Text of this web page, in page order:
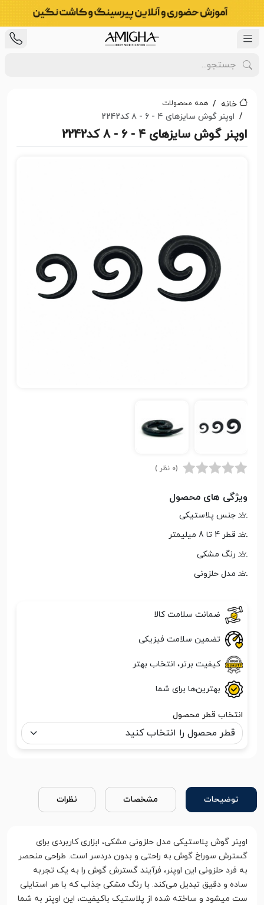
خانه همه محصولات
اوپنر گوش سایزهای ۴ - 6 - ۸ کد2242
اوپنر گوش سایزهای ۴ - 6 - ۸ کد2242
(0 نظر )
ویژگی های محصول
جنس پلاستیکی
قطر 4 تا 8 میلیمتر
رنگ مشکی
مدل حلزونی
ضمانت سلامت کالا
تضمین سلامت فیزیکی
کیفیت برتر، انتخاب بهتر
بهترین‌ها برای شما
انتخاب قطر محصول
توضیحات مشخصات نظرات
اوپنر گوش پلاستیکی مدل حلزونی مشکی، ابزاری کاربردی برای
گسترش سوراخ گوش به راحتی و بدون دردسر است. طراحی منحصر
به فرد حلزونی این اوپنر، فرآیند گسترش گوش را به یک تجربه
ساده و دقیق تبدیل می‌کند. با رنگ مشکی جذاب که با هر استایلی
ست میشود و ساخته شده از پلاستیک باکیفیت، این اوپنر به شما